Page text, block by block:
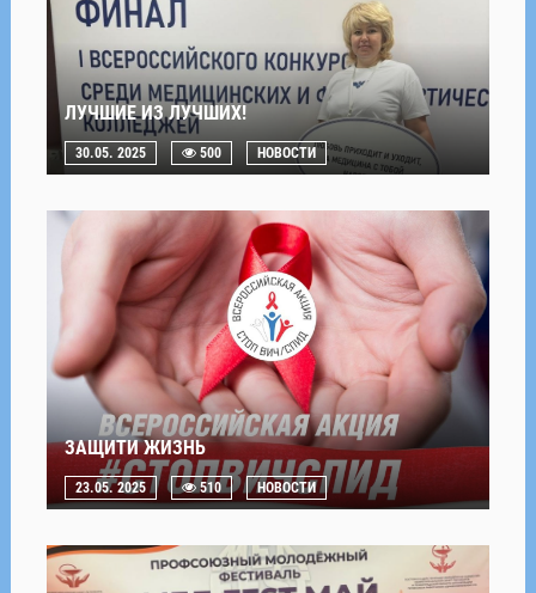
ЛУЧШИЕ ИЗ ЛУЧШИХ!
30.05. 2025 500 НОВОСТИ
ЗАЩИТИ ЖИЗНЬ
23.05. 2025 510 НОВОСТИ